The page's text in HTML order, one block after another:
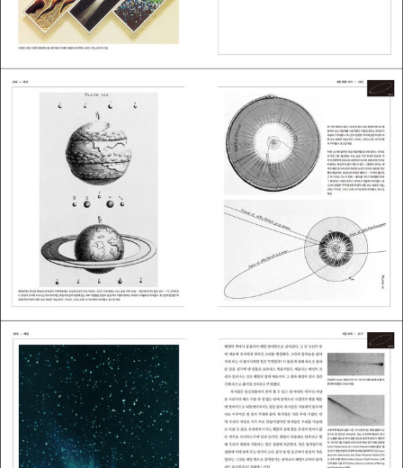
에 골수성 백혈병으로 세상을 떠났다.